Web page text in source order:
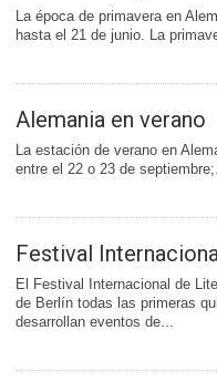
La época de primavera en
hasta el 21 de junio. La
Alemania en verano
La estación de verano en
entre el 22 o 23 de
Festival
El Festival Internacional de
de Berlín todas las primeras
desarrollan eventos de...